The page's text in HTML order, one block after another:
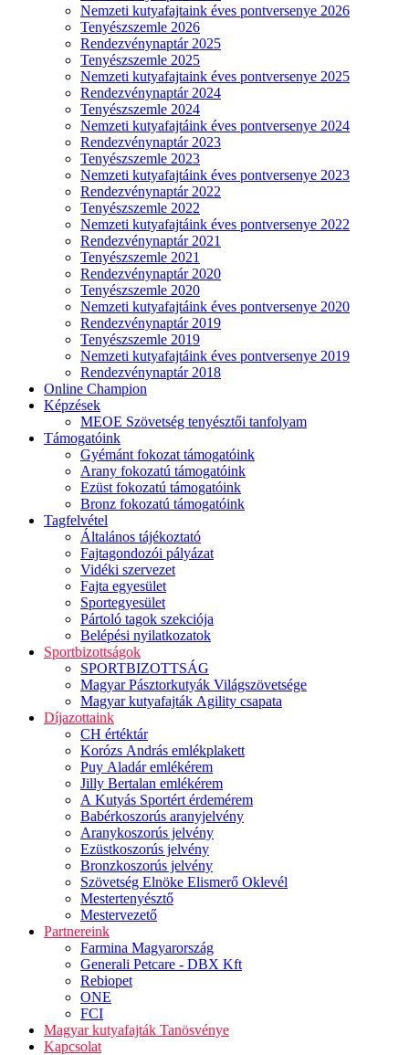
Nemzeti kutyafajtaink éves pontversenye 2026
Tenyészszemle 2026
Rendezvénynaptár 2025
Tenyészszemle 2025
Nemzeti kutyafajtaink éves pontversenye 2025
Rendezvénynaptár 2024
Tenyészszemle 2024
Nemzeti kutyafajtáink éves pontversenye 2024
Rendezvénynaptár 2023
Tenyészszemle 2023
Nemzeti kutyafajtáink éves pontversenye 2023
Rendezvénynaptár 2022
Tenyészszemle 2022
Nemzeti kutyafajtáink éves pontversenye 2022
Rendezvénynaptár 2021
Tenyészszemle 2021
Rendezvénynaptár 2020
Tenyészszemle 2020
Nemzeti kutyafajtáink éves pontversenye 2020
Rendezvénynaptár 2019
Tenyészszemle 2019
Nemzeti kutyafajtáink éves pontversenye 2019
Rendezvénynaptár 2018
Online Champion
Képzések
MEOE Szövetség tenyésztői tanfolyam
Támogatóink
Gyémánt fokozat támogatóink
Arany fokozatú támogatóink
Ezüst fokozatú támogatóink
Bronz fokozatú támogatóink
Tagfelvétel
Általános tájékoztató
Fajtagondozói pályázat
Vidéki szervezet
Fajta egyesület
Sportegyesület
Pártoló tagok szekciója
Belépési nyilatkozatok
Sportbizottságok
SPORTBIZOTTSÁG
Magyar Pásztorkutyák Világszövetsége
Magyar kutyafajták Agility csapata
Díjazottaink
CH értéktár
Korózs András emlékplakett
Puy Aladár emlékérem
Jilly Bertalan emlékérem
A Kutyás Sportért érdemérem
Babérkoszorús aranyjelvény
Aranykoszorús jelvény
Ezüstkoszorús jelvény
Bronzkoszorús jelvény
Szövetség Elnöke Elismerő Oklevél
Mestertenyésztő
Mestervezető
Partnereink
Farmina Magyarország
Generali Petcare - DBX Kft
Rebiopet
ONE
FCI
Magyar kutyafajták Tanösvénye
Kapcsolat